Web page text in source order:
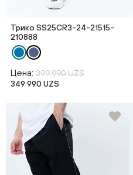
Трико SS25CR3-24-21515-
210888
Цена: 399 990 UZS
349 990 UZS